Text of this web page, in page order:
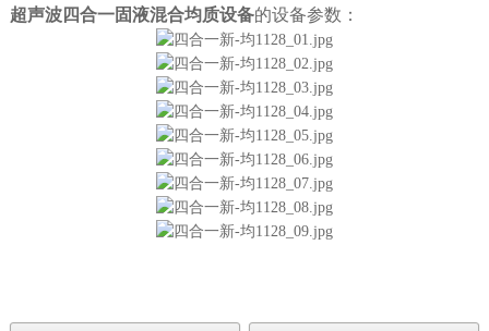
超声波四合一固液混合均质设备的设备参数：